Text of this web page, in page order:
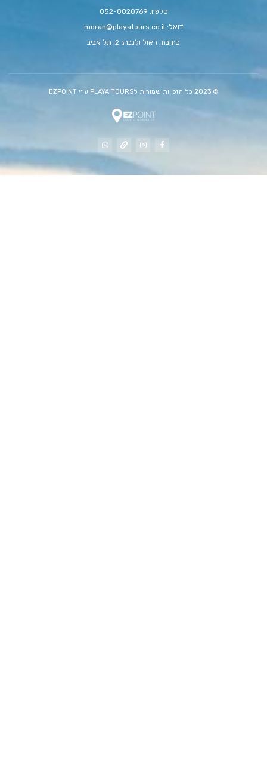
טלפון: 052-8020769
דואל: moran@playatours.co.il
כתובת: ראול ולנברג 2, תל אביב
© 2023 כל הזכויות שמורות לPLAYA TOURS ע׳׳י EZPOINT